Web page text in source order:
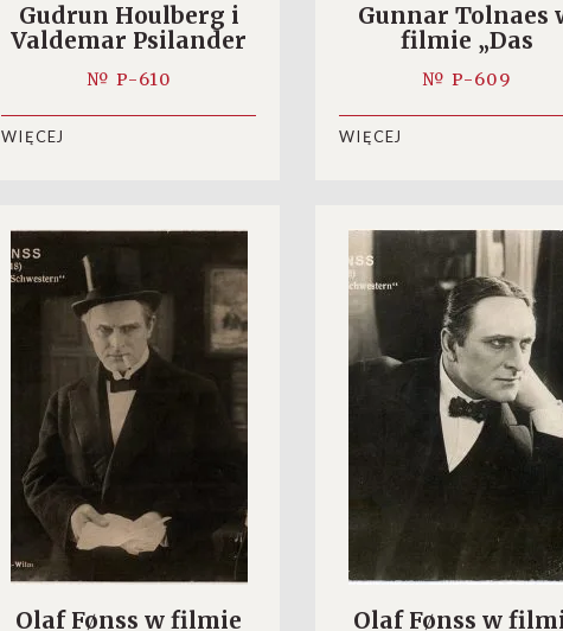
Gudrun Houlberg i
Valdemar Psilander
w filmie
„Klovnen”/”The
Clown” (1917)
№ P-610
WIĘCEJ
Gunnar Tolnaes
filmie „Das
Himmelschiff”/
Trip to Mars”
№ P-609
WIĘCEJ
Olaf Fønss w filmie Olaf Fønss w